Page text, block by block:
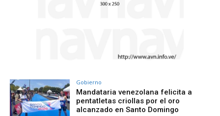
Gobierno
Mandataria venezolana felicita a
pentatletas criollas por el oro
alcanzado en Santo Domingo